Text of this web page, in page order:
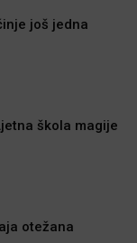
još jedna
škola magije
otežana